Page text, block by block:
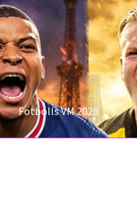
Fotbolls VM 2026